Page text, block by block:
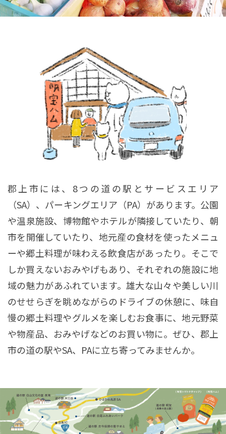
郡上市には、8つの道の駅とサービスエリア
（SA）、パーキングエリア（PA）があります。公園
や温泉施設、博物館やホテルが隣接していたり、朝
市を開催していたり、地元産の食材を使ったメニュ
ーや郷土料理が味わえる飲食店があったり。そこで
しか買えないおみやげもあり、それぞれの施設に地
域の魅力があふれています。雄大な山々や美しい川
のせせらぎを眺めながらのドライブの休憩に、味自
慢の郷土料理やグルメを楽しむお食事に、地元野菜
や物産品、おみやげなどのお買い物に。ぜひ、郡上
市の道の駅やSA、PAに立ち寄ってみませんか。